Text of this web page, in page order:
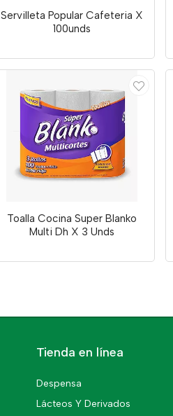
Servilleta Popular Cafeteria X
100unds
Toalla Cocina Super Blanko
Multi Dh X 3 Unds
Tienda en línea
Despensa
Lácteos Y Derivados